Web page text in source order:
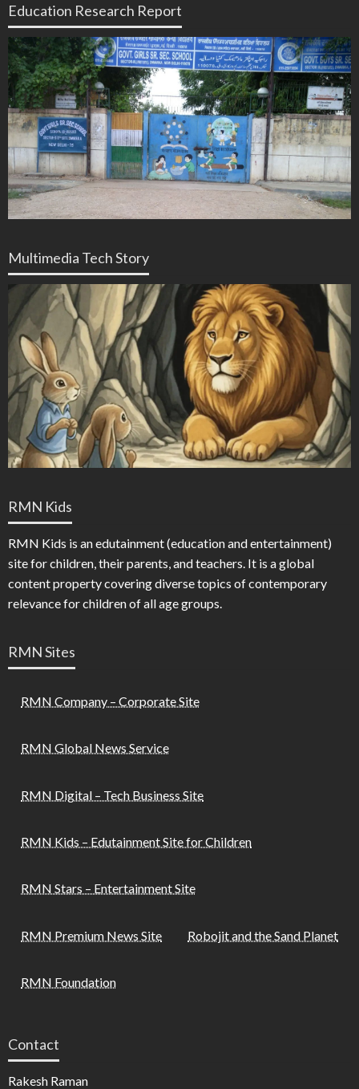
Education Research Report
Multimedia Tech Story
RMN Kids
RMN Kids is an edutainment (education and entertainment)
site for children, their parents, and teachers. It is a global
content property covering diverse topics of contemporary
relevance for children of all age groups.
RMN Sites
RMN Company – Corporate Site
RMN Global News Service
RMN Digital – Tech Business Site
RMN Kids – Edutainment Site for Children
RMN Stars – Entertainment Site
RMN Premium News Site Robojit and the Sand Planet
RMN Foundation
Contact
Rakesh Raman